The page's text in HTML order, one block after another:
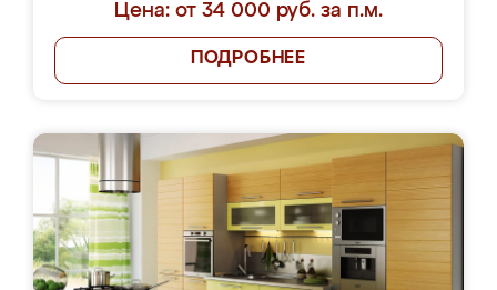
Цена: от 34 000 руб. за п.м.
ПОДРОБНЕЕ